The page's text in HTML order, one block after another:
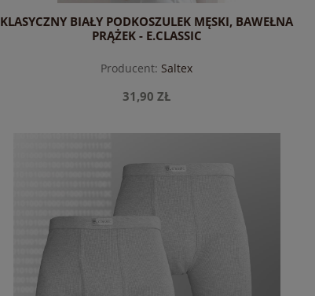
KLASYCZNY BIAŁY PODKOSZULEK MĘSKI, BAWEŁNA
PRĄŻEK - E.CLASSIC
Producent: Saltex
31,90 ZŁ
do koszyka